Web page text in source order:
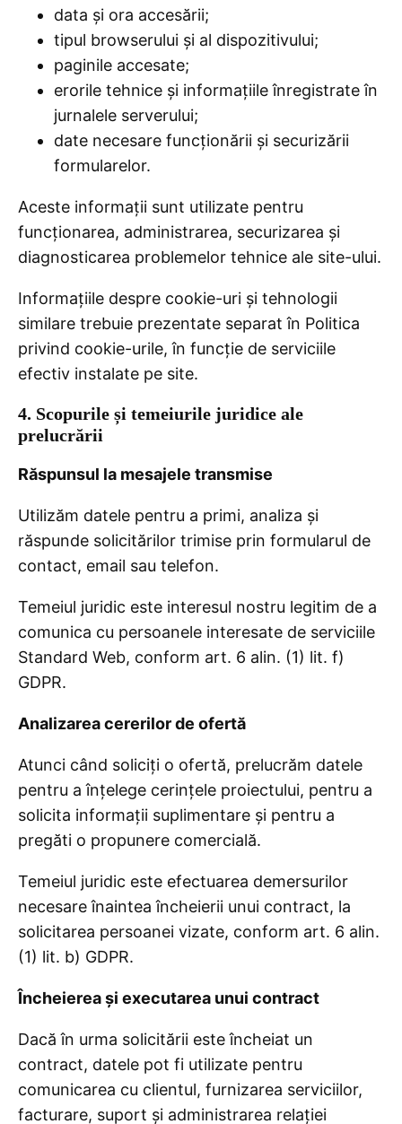
data și ora accesării;
tipul browserului și al dispozitivului;
paginile accesate;
erorile tehnice și informațiile înregistrate în
jurnalele serverului;
date necesare funcționării și securizării
formularelor.
Aceste informații sunt utilizate pentru
funcționarea, administrarea, securizarea și
diagnosticarea problemelor tehnice ale site-ului.
Informațiile despre cookie-uri și tehnologii
similare trebuie prezentate separat în Politica
privind cookie-urile, în funcție de serviciile
efectiv instalate pe site.
4. Scopurile și temeiurile juridice ale
prelucrării
Răspunsul la mesajele transmise
Utilizăm datele pentru a primi, analiza și
răspunde solicitărilor trimise prin formularul de
contact, email sau telefon.
Temeiul juridic este interesul nostru legitim de a
comunica cu persoanele interesate de serviciile
Standard Web, conform art. 6 alin. (1) lit. f)
GDPR.
Analizarea cererilor de ofertă
Atunci când soliciți o ofertă, prelucrăm datele
pentru a înțelege cerințele proiectului, pentru a
solicita informații suplimentare și pentru a
pregăti o propunere comercială.
Temeiul juridic este efectuarea demersurilor
necesare înaintea încheierii unui contract, la
solicitarea persoanei vizate, conform art. 6 alin.
(1) lit. b) GDPR.
Încheierea și executarea unui contract
Dacă în urma solicitării este încheiat un
contract, datele pot fi utilizate pentru
comunicarea cu clientul, furnizarea serviciilor,
facturare, suport și administrarea relației